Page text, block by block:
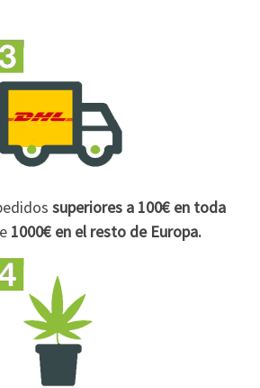
superiores a 100€ en toda
1000€ en el resto de Europa.